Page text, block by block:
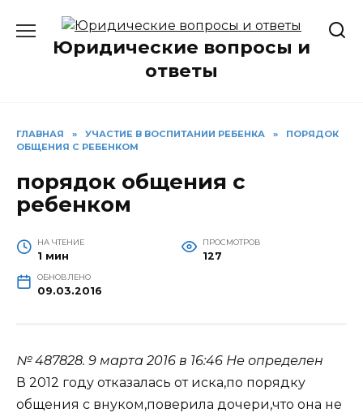
содержаниюЮридические вопросы и
ответы
ГЛАВНАЯ » УЧАСТИЕ В ВОСПИТАНИИ РЕБЕНКА »
ПОРЯДОК
ОБЩЕНИЯ С РЕБЕНКОМ
порядок общения с
ребенком
НА ЧТЕНИЕ
1 мин
ПРОСМОТРОВ
127
ОБНОВЛЕНО
09.03.2016
№ 487828. 9 марта 2016 в 16:46 Не определен
В 2012 году отказалась от иска,по порядку
общения с внуком,поверила дочери,что она не